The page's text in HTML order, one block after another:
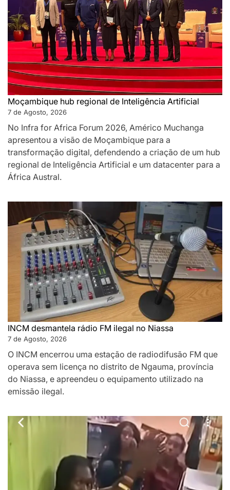
Moçambique hub regional de Inteligência Artificial
7 de Agosto, 2026
No Infra for Africa Forum 2026, Américo Muchanga
apresentou a visão de Moçambique para a
transformação digital, defendendo a criação de um hub
regional de Inteligência Artificial e um datacenter para a
África Austral.
INCM desmantela rádio FM ilegal no Niassa
7 de Agosto, 2026
O INCM encerrou uma estação de radiodifusão FM que
operava sem licença no distrito de Ngauma, província
do Niassa, e apreendeu o equipamento utilizado na
emissão ilegal.